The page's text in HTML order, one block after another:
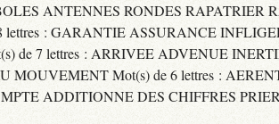
ANTENNES RONDES RAPATRIER
lettres : GARANTIE ASSURANCE
de 7 lettres : ARRIVEE ADVENUE
MOUVEMENT Mot(s) de 6 lettres :
ADDITIONNE DES CHIFFRES